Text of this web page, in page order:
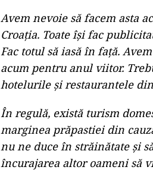
Avem nevoie să facem asta
Croația. Toate își fac
Fac totul să iasă în față.
acum pentru anul viitor.
hotelurile și restaurantele
În regulă, există turism
marginea prăpastiei din
nu ne duce în străinătate și
încurajarea altor oameni să